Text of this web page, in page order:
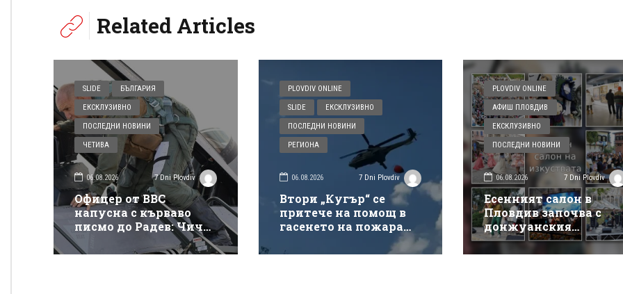
Related Articles
SLIDE БЪЛГАРИЯ
ЕКСКЛУЗИВНО
ПОСЛЕДНИ НОВИНИ
ЧЕТИВА
06.08.2026 7 Dni Plovdiv
Офицер от ВВС
напусна с кърваво
писмо до Радев: Чичо
Румене, защо взимаш
от бедните да даваш
PLOVDIV ONLINE
SLIDE ЕКСКЛУЗИВНО
ПОСЛЕДНИ НОВИНИ
РЕГИОНА
06.08.2026 7 Dni Plovdiv
Втори „Кугър“ се
притече на помощ в
гасенето на пожара
покрай магистрала
„Тракия“
PLOVDIV ONLINE
АФИШ ПЛОВДИВ
ЕКСКЛУЗИВНО
ПОСЛЕДНИ НОВИНИ
06.08.2026 7 Dni Plovdiv
Есенният салон в
Пловдив започва с
донжуанския
спектакъл на Деян
Донков